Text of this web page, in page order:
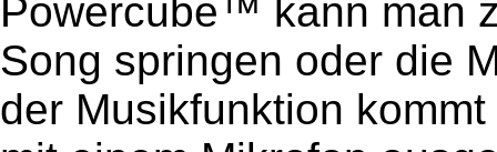
Powercube™ kann man
Song springen oder die
der Musikfunktion